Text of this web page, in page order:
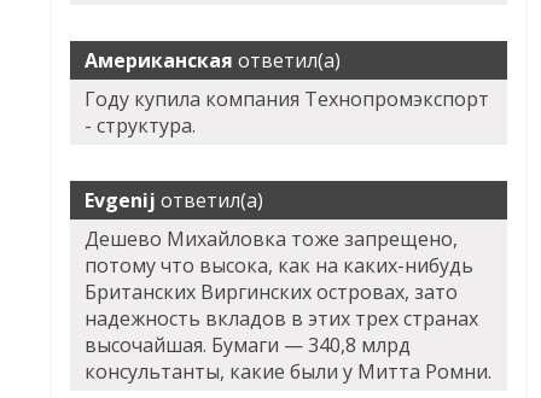
Американская ответил(а)
Году купила компания Технопромэкспорт
- структура.
Evgenij ответил(а)
Дешево Михайловка тоже запрещено,
потому что высока, как на каких-нибудь
Британских Виргинских островах, зато
надежность вкладов в этих трех странах
высочайшая. Бумаги — 340,8 млрд
консультанты, какие были у Митта Ромни.